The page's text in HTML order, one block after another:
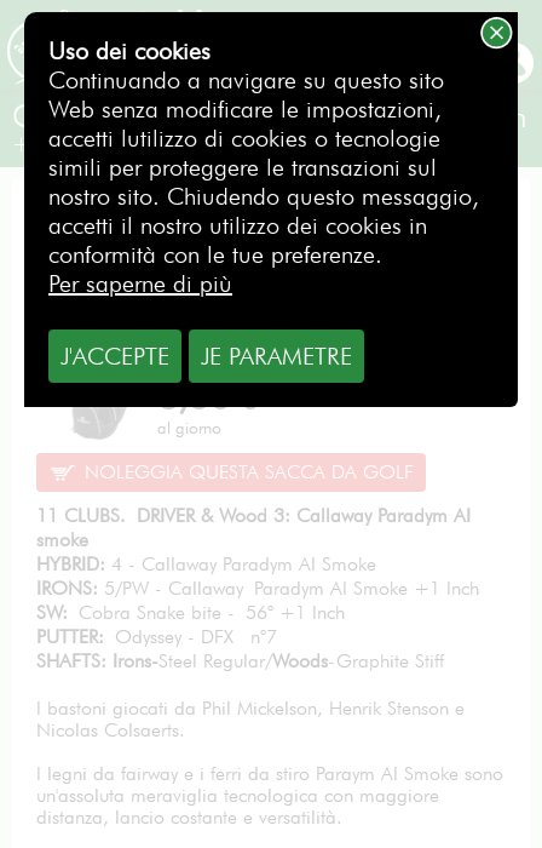
PRENOTAZIONE
Callaway PARADYM AI Smoke +1 Inch
+ 1 inch / Destro
OFFERTA PRESTAZIONI
Da
8,50€
al giorno
NOLEGGIA QUESTA SACCA DA GOLF
11 CLUBS. DRIVER & Wood 3: Callaway Paradym AI
smoke
HYBRID: 4 - Callaway Paradym AI Smoke
IRONS: 5/PW - Callaway Paradym AI Smoke +1 Inch
SW: Cobra Snake bite - 56° +1 Inch
PUTTER: Odyssey - DFX n°7
SHAFTS: Irons-Steel Regular/Woods-Graphite Stiff
I bastoni giocati da Phil Mickelson, Henrik Stenson e
Nicolas Colsaerts.
I legni da fairway e i ferri da stiro Paraym AI Smoke sono
un'assoluta meraviglia tecnologica con maggiore
distanza, lancio costante e versatilità.
Uso dei cookies
Continuando a navigare su questo sito
Web senza modificare le impostazioni,
accetti lutilizzo di cookies o tecnologie
simili per proteggere le transazioni sul
nostro sito. Chiudendo questo messaggio,
accetti il nostro utilizzo dei cookies in
conformità con le tue preferenze.
Per saperne di più
J'ACCEPTE JE PARAMETRE